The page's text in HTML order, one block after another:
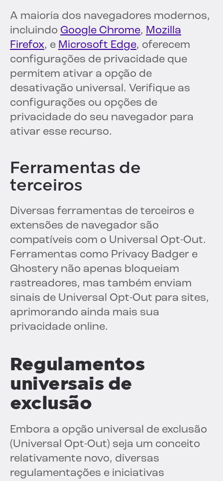
A maioria dos navegadores modernos,
incluindo Google Chrome, Mozilla
Firefox, e Microsoft Edge, oferecem
configurações de privacidade que
permitem ativar a opção de
desativação universal. Verifique as
configurações ou opções de
privacidade do seu navegador para
ativar esse recurso.
Ferramentas de
terceiros
Diversas ferramentas de terceiros e
extensões de navegador são
compatíveis com o Universal Opt-Out.
Ferramentas como Privacy Badger e
Ghostery não apenas bloqueiam
rastreadores, mas também enviam
sinais de Universal Opt-Out para sites,
aprimorando ainda mais sua
privacidade online.
Regulamentos
universais de
exclusão
Embora a opção universal de exclusão
(Universal Opt-Out) seja um conceito
relativamente novo, diversas
regulamentações e iniciativas